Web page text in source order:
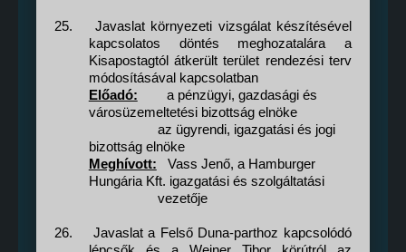
25.
Javaslat környezeti vizsgálat készítésével
kapcsolatos döntés meghozatalára a
Kisapostagtól átkerült terület rendezési terv
módosításával kapcsolatban
Előadó:
a pénzügyi, gazdasági és
városüzemeltetési bizottság elnöke
az ügyrendi, igazgatási és jogi
bizottság elnöke
Meghívott:
Vass Jenő, a Hamburger
Hungária Kft. igazgatási és szolgáltatási
vezetője
26.
Javaslat a Felső Duna-parthoz kapcsolódó